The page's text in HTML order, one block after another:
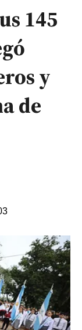
145
y
de